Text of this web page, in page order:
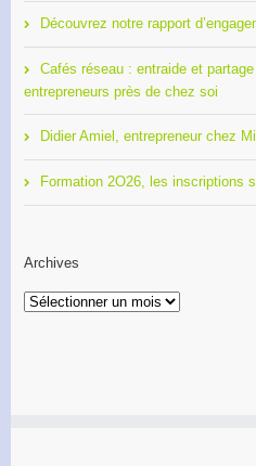
Découvrez notre rapport
Cafés réseau : entraide et
entrepreneurs près de chez soi
Didier Amiel, entrepreneur chez
Formation 2O26, les inscriptions
Archives
Archives